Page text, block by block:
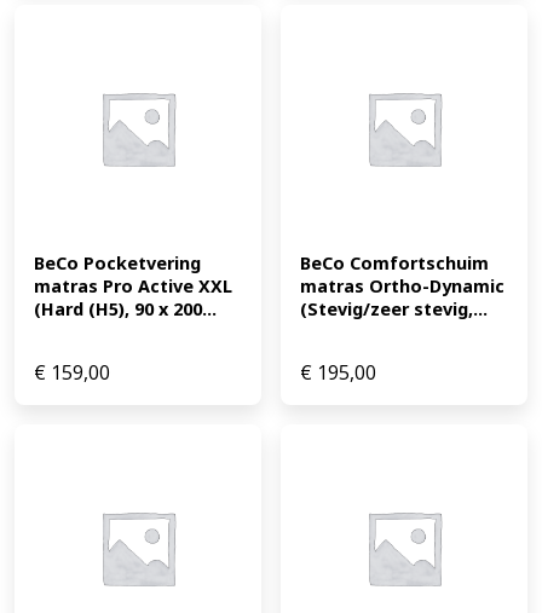
BeCo Pocketvering
matras Pro Active XXL
(Hard (H5), 90 x 200...
€ 159,00
BeCo Comfortschuim
matras Ortho-Dynamic
(Stevig/zeer stevig,...
€ 195,00